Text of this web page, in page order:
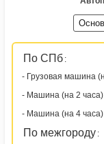
По СПб :
- Грузовая машина
- Машина (на 2 часа)
- Машина (на 4 часа)
По межгороду :